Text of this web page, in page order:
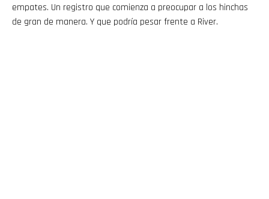
empates. Un registro que comienza a preocupar a los hinchas
de gran de manera. Y que podría pesar frente a River.